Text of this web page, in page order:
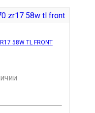
ZR17 58W TL FRONT